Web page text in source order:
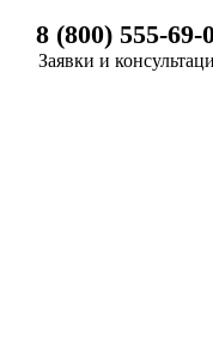
8 (800) 555-69-
Заявки и